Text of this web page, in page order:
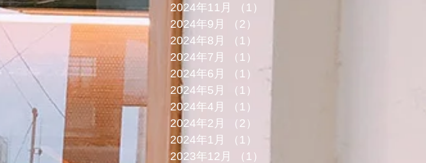
2024年11月
（1）
2024年9月
（2）
2024年8月
（1）
2024年7月
（1）
2024年6月
（1）
1件の記事
2024年5月
（1）
2024年4月
（1）
2024年2月
（2）
2024年1月
（1）
2023年12月
（1）